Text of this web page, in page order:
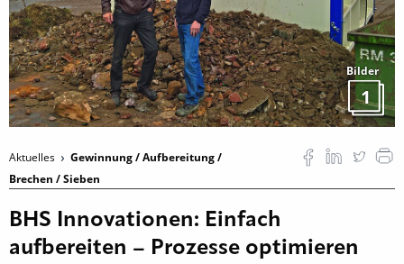
Bilder
1
Aktuelles
Gewinnung / Aufbereitung /
Brechen / Sieben
BHS Innovationen: Einfach
aufbereiten – Prozesse optimieren